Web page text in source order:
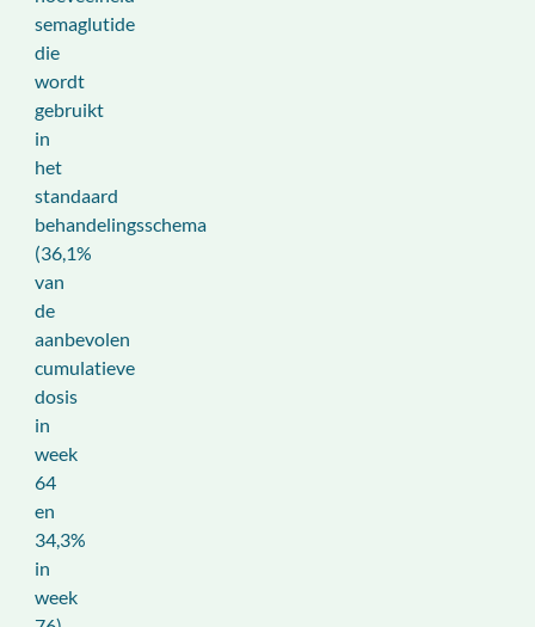
semaglutide
die
wordt
gebruikt
in
het
standaard
behandelingsschema
(36,1%
van
de
aanbevolen
cumulatieve
dosis
in
week
64
en
34,3%
in
week